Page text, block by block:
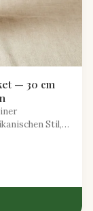
— 30 cm
Stil,
illustrierter